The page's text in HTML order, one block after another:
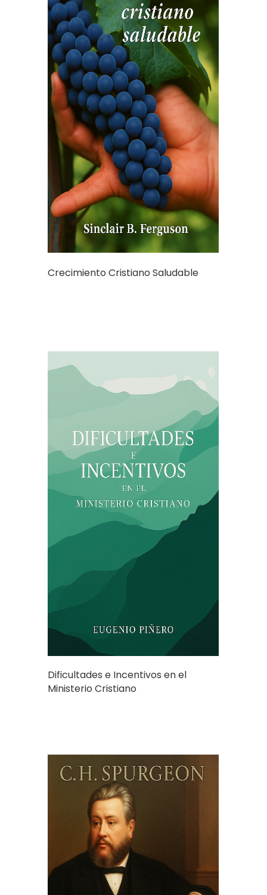
Crecimiento Cristiano Saludable
Dificultades e Incentivos en el
Ministerio Cristiano